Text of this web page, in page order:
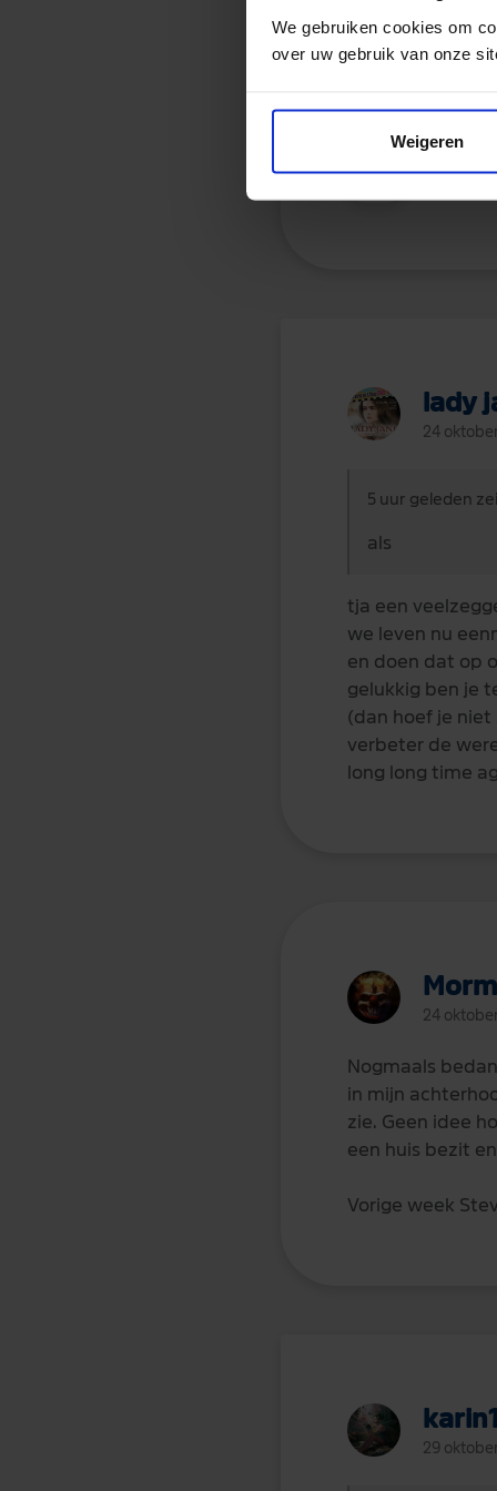
We gebruiken cookies om
over uw gebruik van onze
Weigeren
lady
24
5 uur geleden
als
tja een
we leven nu
en doen dat op
gelukkig ben je
(dan hoef je niet
verbeter de
long long time
24
Nogmaals
in mijn
zie. Geen idee
een huis bezit
Vorige week
29